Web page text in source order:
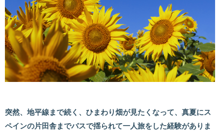
突然、地平線まで続く、ひまわり畑が見たくなって、真夏にス
ペインの片田舎までバスで揺られて一人旅をした経験がありま